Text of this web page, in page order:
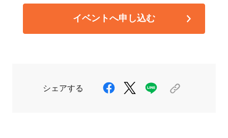
イベントへ申し込む
シェアする